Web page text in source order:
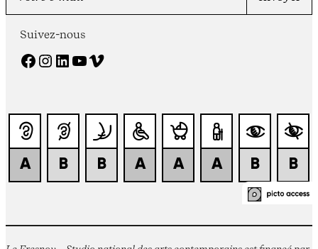
Suivez-nous
Facebook Instagram LinkedIn YouTube Vimeo